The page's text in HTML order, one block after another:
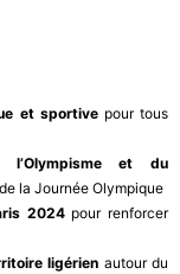
et sportive pour tous
l’Olympisme et du
la Journée Olympique
2024pour renforcer
ligérien autour du